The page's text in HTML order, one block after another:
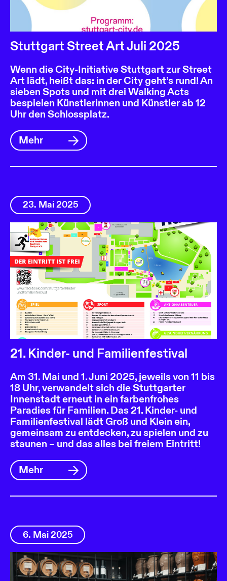
Stuttgart Street Art Juli 2025
Wenn die City-Initiative Stuttgart zur Street
Art lädt, heißt das: in der City geht’s rund! An
sieben Spots und mit drei Walking Acts
bespielen Künstlerinnen und Künstler ab 12
Uhr den Schlossplatz.
Mehr
23. Mai 2025
21. Kinder- und Familienfestival
Am 31. Mai und 1. Juni 2025, jeweils von 11 bis
18 Uhr, verwandelt sich die Stuttgarter
Innenstadt erneut in ein farbenfrohes
Paradies für Familien. Das 21. Kinder- und
Familienfestival lädt Groß und Klein ein,
gemeinsam zu entdecken, zu spielen und zu
staunen – und das alles bei freiem Eintritt!
Mehr
6. Mai 2025